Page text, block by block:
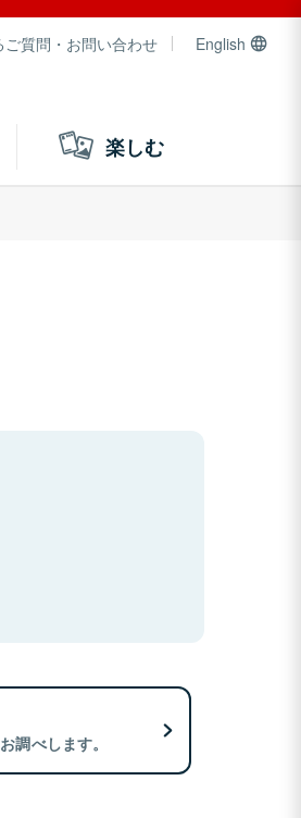
ご質問・お問い合わせ English
楽しむ
調べします。